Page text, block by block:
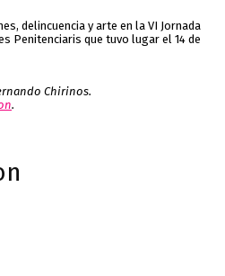
delincuencia y arte en la VI Jornada
Penitenciaris que tuvo lugar el 14 de
Chirinos.
.